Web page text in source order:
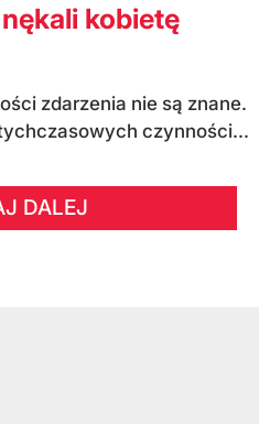
kobietę
zdarzenia nie są znane.
czynności...
DALEJ